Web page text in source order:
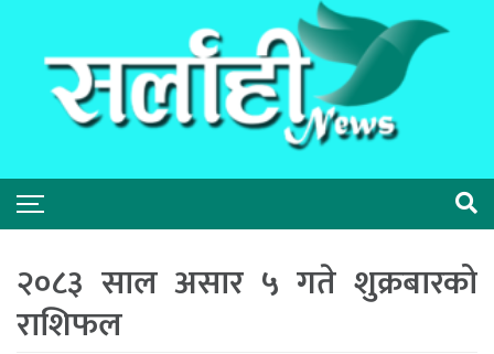
२०८३ साल असार ५ गते शुक्रबारको
राशिफल